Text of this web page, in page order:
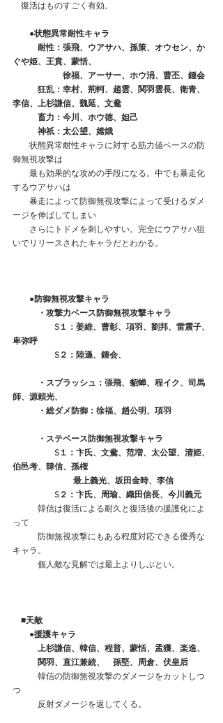
復活はものすごく有効。
●状態異常耐性キャラ
耐性：張飛、ウアサハ、孫策、オウセン、か
ぐや姫、王賁、蒙恬、
徐福、アーサー、ホウ涓、曹丕、鍾会
李信、上杉謙信、魏延、文鴦
畜力：今川、ホウ徳、妲己
神祇：太公望、嫦娥
状態異常耐性キャラに対する筋力値ベースの防
御無視攻撃は
最も効果的な攻めの手段になる。中でも暴走化
するウアサハは
暴走によって防御無視攻撃によって受けるダメ
ージを伸ばしてしまい
さらにトドメを刺しやすい。完全にウアサハ狙
いでリリースされたキャラだとわかる。
●防御無視攻撃キャラ
・攻撃力ベース防御無視攻撃キャラ
S１：姜維、曹彰、項羽、劉邦、雷震子、
卑弥呼
S２：陸遜、鍾会、
・スプラッシュ：張飛、貂蝉、程イク、司馬
師、源頼光、
・総ダメ防御：徐福、趙公明、項羽
・ステベース防御無視攻撃キャラ
S１：卞氏、文鴦、范増、太公望、清姫、
伯邑考、韓信、孫権
最上義光、坂田金時、李信
S２：卞氏、周瑜、織田信長、今川義元
韓信は復活による耐久と復活後の援護化によ
って
防御無視攻撃にもある程度対応できる優秀な
キャラ。
個人敵な見解では最上よりしぶとい。
■天敵
●援護キャラ
上杉謙信、韓信、程普、蒙恬、孟獲、楽進、
関羽、直江兼続、　孫堅、周倉、伏皇后
韓信の防御無視攻撃のダメージをカットしつ
つ
反射ダメージを返してくる。